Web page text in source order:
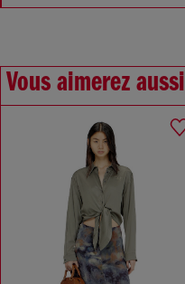
Vous aimerez aussi